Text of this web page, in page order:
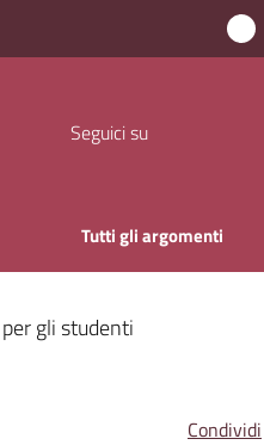
Seguici su
Tutti gli argomenti
gli studenti
Condividi